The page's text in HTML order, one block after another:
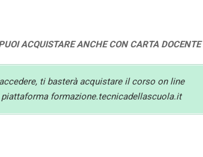
ACQUISTARE ANCHE CON CARTA DOCENTE
ti basterà acquistare il corso on line
formazione.tecnicadellascuola.it